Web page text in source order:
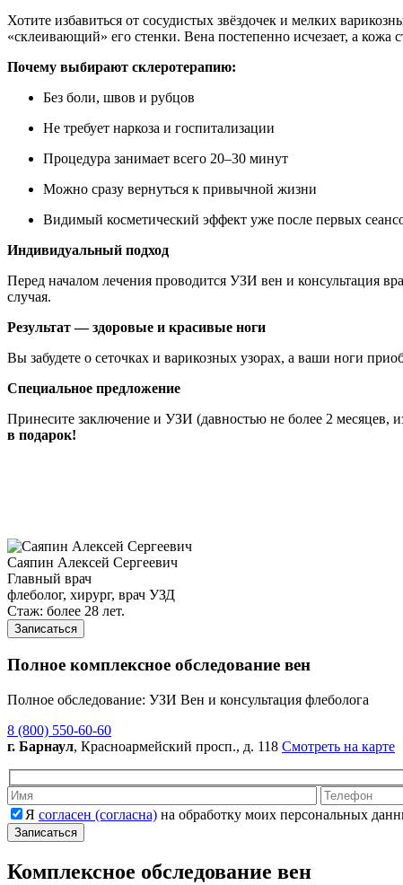
Хотите избавиться от сосудистых звёздочек и мелких
«склеивающий» его стенки. Вена постепенно исчезает, а кожа
Почему выбирают склеротерапию:
Без боли, швов и рубцов
Не требует наркоза и госпитализации
Процедура занимает всего 20–30 минут
Можно сразу вернуться к привычной жизни
Видимый косметический эффект уже после первых
Индивидуальный подход
Перед началом лечения проводится УЗИ вен и консультация
случая.
Результат — здоровые и красивые ноги
Вы забудете о сеточках и варикозных узорах, а ваши ноги
Специальное предложение
Принесите заключение и УЗИ (давностью не более 2
в подарок!
Саяпин Алексей Сергеевич
Главный врач
флеболог, хирург, врач УЗД
Стаж: более 28 лет.
Записаться
Полное комплексное обследование вен
Полное обследование: УЗИ Вен и консультация флеболога
8 (800) 550-60-60
г. Барнаул, Красноармейский просп., д. 118 Смотреть на карте
Оставьте
Я согласен (согласна) на обработку моих персональных
Комплексное обследование вен